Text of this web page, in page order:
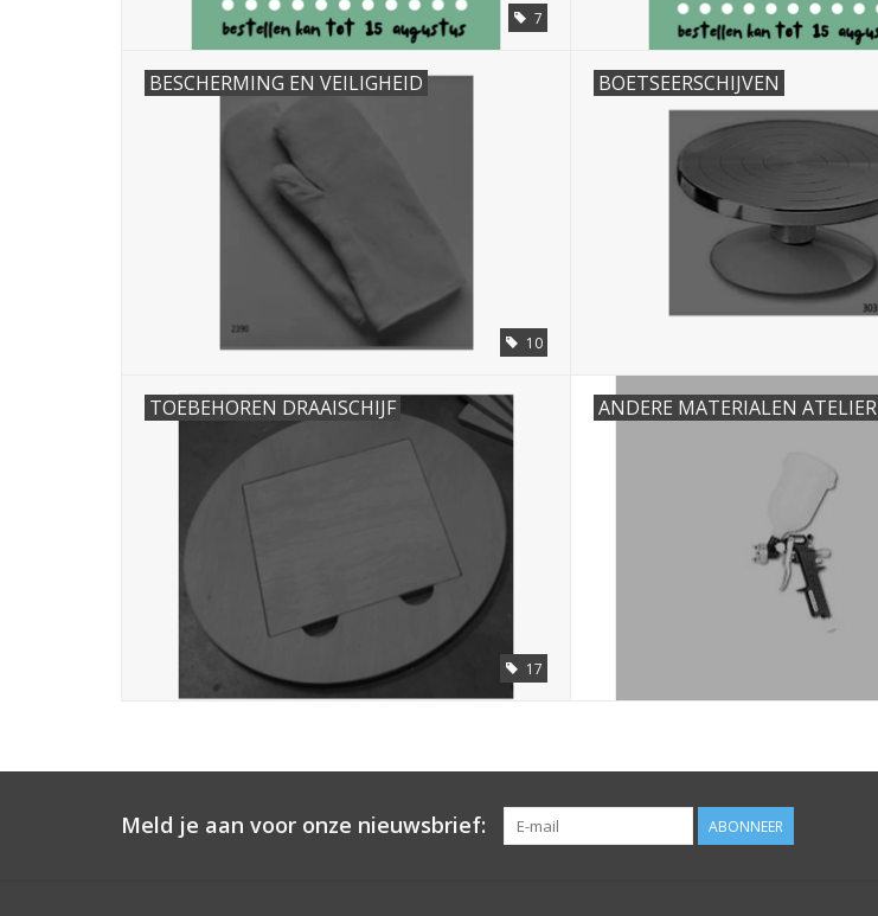
7
BESCHERMING EN VEILIGHEID
10
BOETSEERSCHIJVEN
TOEBEHOREN DRAAISCHIJF
17
ANDERE MATERIALEN ATELIER
Meld je aan voor onze nieuwsbrief: ABONNEER